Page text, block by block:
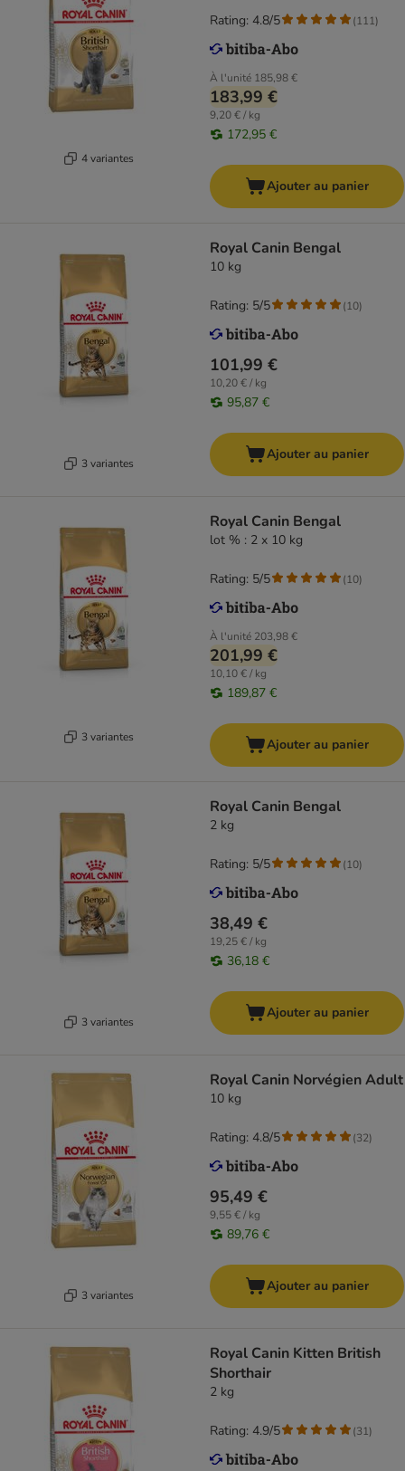
4 variantes
À l'unité 185,98 €
183,99 €
9,20 € / kg
172,95 €
Rating: 4.8/5 (111)
Ajouter au panier
3 variantes
Royal Canin Bengal
10 kg
101,99 €
10,20 € / kg
95,87 €
Rating: 5/5 (10)
Ajouter au panier
3 variantes
Royal Canin Bengal
lot % : 2 x 10 kg
À l'unité 203,98 €
201,99 €
10,10 € / kg
189,87 €
Rating: 5/5 (10)
Ajouter au panier
3 variantes
Royal Canin Bengal
2 kg
38,49 €
19,25 € / kg
36,18 €
Rating: 5/5 (10)
Ajouter au panier
3 variantes
Royal Canin Norvégien Adult
10 kg
95,49 €
9,55 € / kg
89,76 €
Rating: 4.8/5 (32)
Ajouter au panier
Royal Canin Kitten British
Shorthair
2 kg
Rating: 4.9/5 (31)